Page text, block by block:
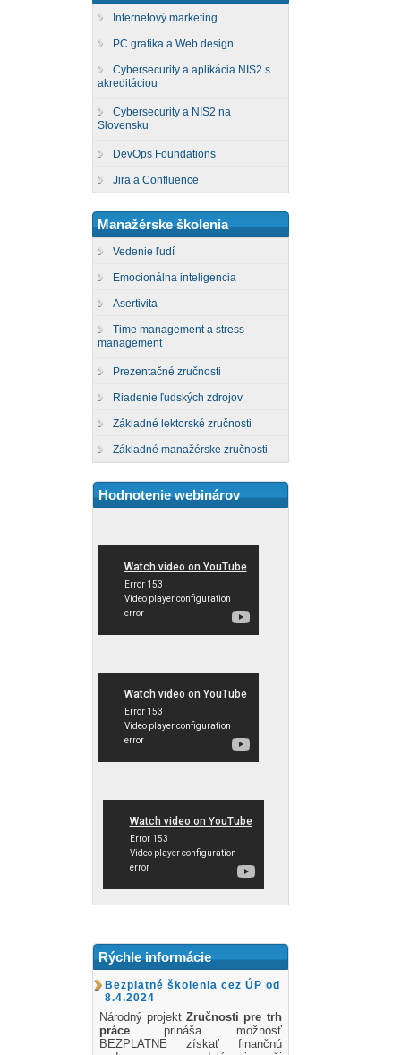
Internetový marketing
PC grafika a Web design
Cybersecurity a aplikácia NIS2 s
akreditáciou
Cybersecurity a NIS2 na
Slovensku
DevOps Foundations
Jira a Confluence
Manažérske školenia
Vedenie ľudí
Emocionálna inteligencia
Asertivita
Time management a stress
management
Prezentačné zručnosti
Riadenie ľudských zdrojov
Základné lektorské zručnosti
Základné manažérske zručnosti
Hodnotenie webinárov
Rýchle informácie
Bezplatné školenia cez ÚP od
8.4.2024
Národný projekt Zručnosti pre trh
práceprináša možnosť
BEZPLATNE získať finančnú